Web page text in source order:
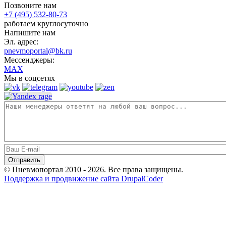
Позвоните нам
+7 (495) 532-80-73
работаем круглосуточно
Напишите нам
Эл. адрес:
pnevmoportal@bk.ru
Мессенджеры:
MAX
Мы в соцсетях
© Пневмопортал 2010 - 2026. Все права защищены.
Поддержка и продвижение сайта DrupalCoder